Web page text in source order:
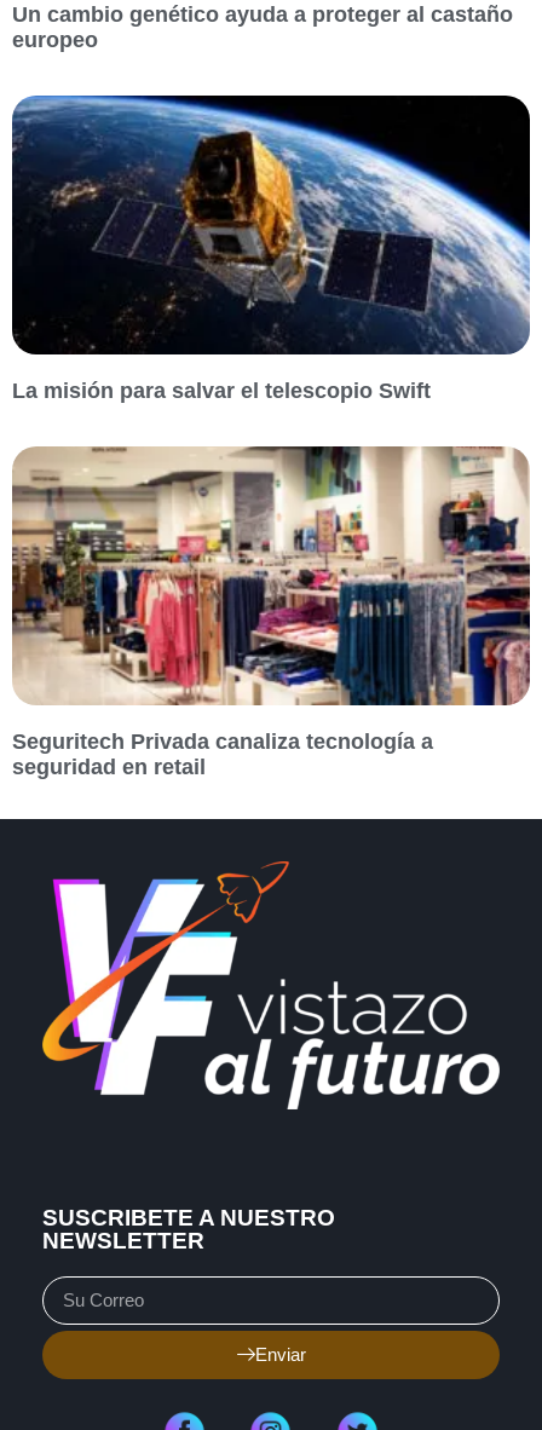
Un cambio genético ayuda a proteger al castaño
europeo
La misión para salvar el telescopio Swift
Seguritech Privada canaliza tecnología a
seguridad en retail
SUSCRIBETE A NUESTRO
NEWSLETTER
Enviar